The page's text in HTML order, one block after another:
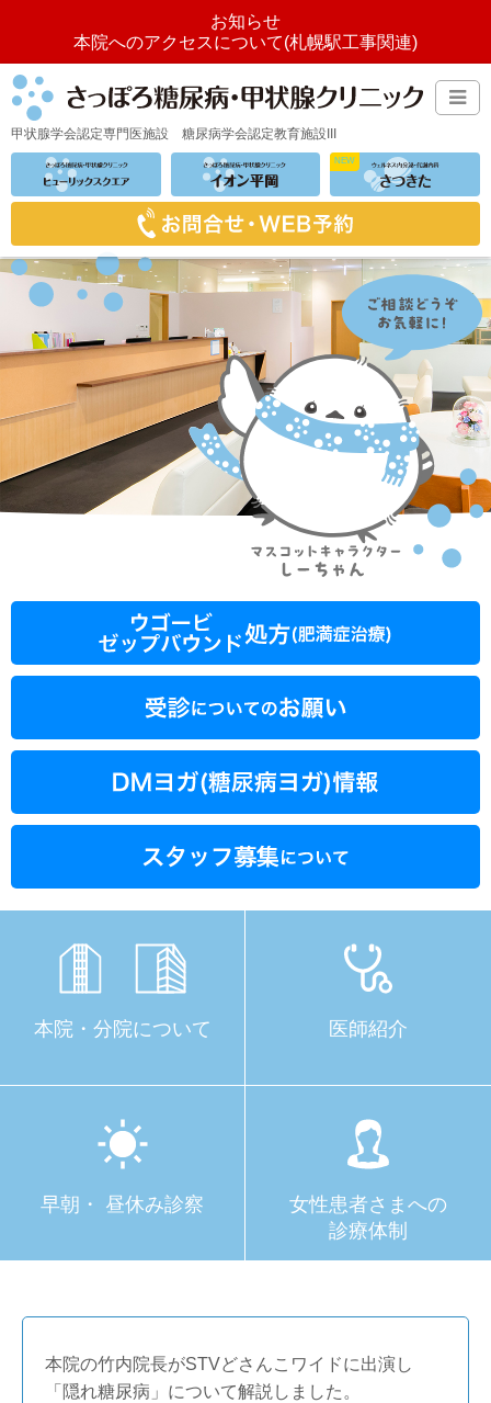
お知らせ
本院へのアクセスについて(札幌駅工事関連)
甲状腺学会認定専門医施設 糖尿病学会認定教育施設III
本院・分院について 医師紹介
早朝・ 昼休み診察
女性患者さまへの
診療体制
本院の竹内院長がSTVどさんこワイドに出演し
「隠れ糖尿病」について解説しました。